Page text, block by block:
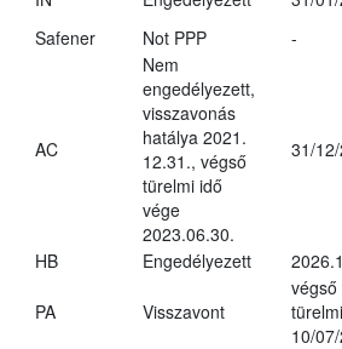
Safener Not PPP -
AC
Nem
engedélyezett,
visszavonás
hatálya 2021.
12.31., végső
türelmi idő
vége
2023.06.30.
31/
HB Engedélyezett
PA Visszavont
végső
10/